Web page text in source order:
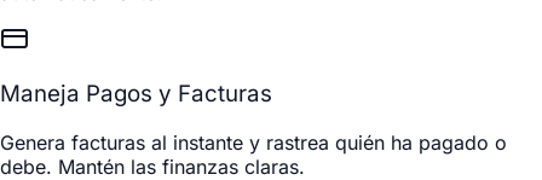
Maneja Pagos y Facturas
Genera facturas al instante y rastrea quién ha pagado o
debe. Mantén las finanzas claras.